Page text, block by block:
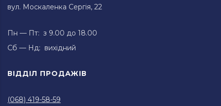
вул. Москаленка Сергія, 22
Пн — Пт: з 9.00 до 18.00
Сб — Нд: вихідний
ВІДДІЛ ПРОДАЖІВ
(068) 419-58-59